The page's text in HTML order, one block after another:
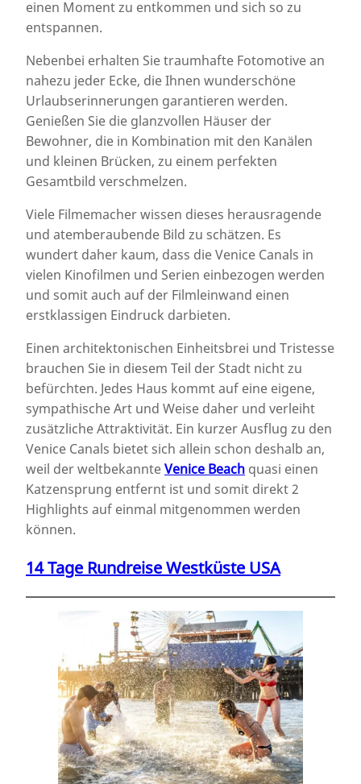
einen Moment zu entkommen und sich so zu
entspannen.
Nebenbei erhalten Sie traumhafte Fotomotive an
nahezu jeder Ecke, die Ihnen wunderschöne
Urlaubserinnerungen garantieren werden.
Genießen Sie die glanzvollen Häuser der
Bewohner, die in Kombination mit den Kanälen
und kleinen Brücken, zu einem perfekten
Gesamtbild verschmelzen.
Viele Filmemacher wissen dieses herausragende
und atemberaubende Bild zu schätzen. Es
wundert daher kaum, dass die Venice Canals in
vielen Kinofilmen und Serien einbezogen werden
und somit auch auf der Filmleinwand einen
erstklassigen Eindruck darbieten.
Einen architektonischen Einheitsbrei und Tristesse
brauchen Sie in diesem Teil der Stadt nicht zu
befürchten. Jedes Haus kommt auf eine eigene,
sympathische Art und Weise daher und verleiht
zusätzliche Attraktivität. Ein kurzer Ausflug zu den
Venice Canals bietet sich allein schon deshalb an,
weil der weltbekannteVenice Beach quasi einen
Katzensprung entfernt ist und somit direkt 2
Highlights auf einmal mitgenommen werden
können.
14 Tage Rundreise Westküste USA